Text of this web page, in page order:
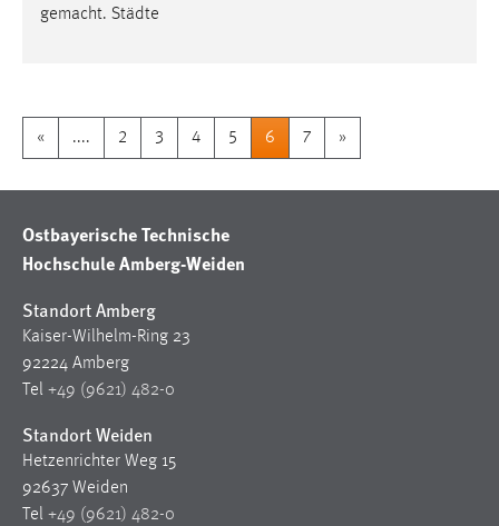
gemacht. Städte
« .... 2 3 4 5 6 7 »
Ostbayerische Technische
Hochschule Amberg-Weiden
Standort Amberg
Kaiser-Wilhelm-Ring 23
92224 Amberg
Tel +49 (9621) 482-0
Standort Weiden
Hetzenrichter Weg 15
92637 Weiden
Tel +49 (9621) 482-0